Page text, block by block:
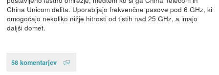
China Unicom delita. Uporabljajo frekvenčne pasove pod 6 GHz, ki
omogočajo nekoliko nižje hitrosti od tistih nad 25 GHz, a imajo
daljši domet.
58 komentarjev